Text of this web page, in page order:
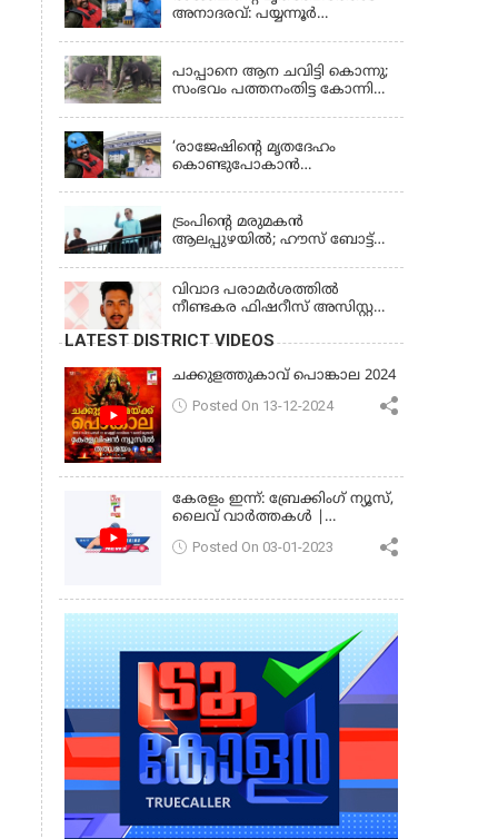
അനാദരവ്: പയ്യന്നൂർ
നിർദേശം നൽകി മന്ത്രി
പാപ്പാനെ ആന ചവിട്ടി കൊന്നു;
സംഭവം പത്തനംതിട്ട കോന്നി
‘രാജേഷിന്‍റെ മൃതദേഹം
കൊണ്ടുപോകാന്‍
ഗുരുതരആരോപണം
ട്രംപിന്റെ മരുമകന്‍
ആലപ്പുഴയില്‍; ഹൗസ് ബോട്ട്
വിവാദ പരാമര്‍ശത്തില്‍
നീണ്ടകര ഫിഷറീസ് അസിസ്റ്റന്റ്
LATEST DISTRICT VIDEOS
ചക്കുളത്തുകാവ് പൊങ്കാല 2024
Posted On 13-12-2024
കേരളം ഇന്ന്: ബ്രേക്കിംഗ് ന്യൂസ്,
ലൈവ് വാർത്തകൾ |
Posted On 03-01-2023